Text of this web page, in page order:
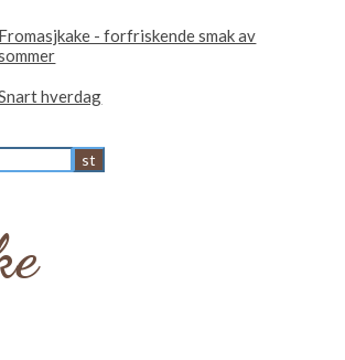
Fromasjkake - forfriskende smak av
hverdag